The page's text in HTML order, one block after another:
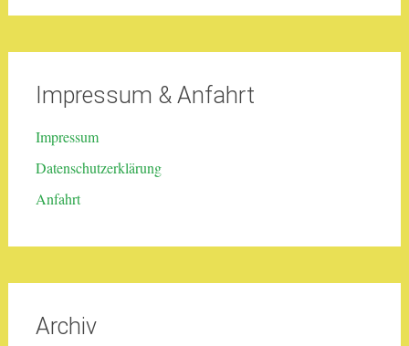
Impressum & Anfahrt
Impressum
Datenschutzerklärung
Anfahrt
Archiv